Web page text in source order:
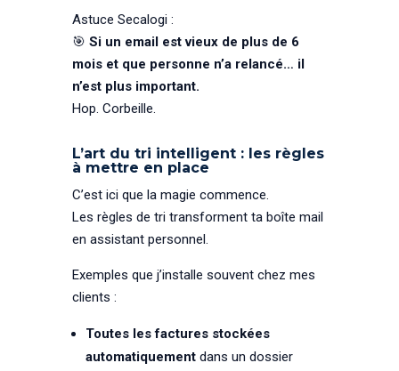
Astuce Secalogi :
🎯 Si un email est vieux de plus de 6
mois et que personne n’a relancé… il
n’est plus important.
Hop. Corbeille.
L’art du tri intelligent : les règles
à mettre en place
C’est ici que la magie commence.
Les règles de tri transforment ta boîte mail
en assistant personnel.
Exemples que j’installe souvent chez mes
clients :
Toutes les factures stockées
automatiquementdans un dossier